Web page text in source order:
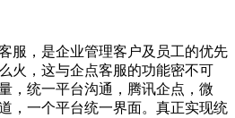
，是企业管理客户及员工的优先
火，这与企点客服的功能密不可
，统一平台沟通，腾讯企点，微
，一个平台统一界面。真正实现统